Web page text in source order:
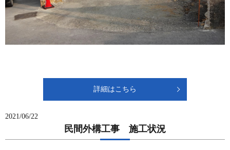
詳細はこちら
2021/06/22
民間外構工事 施工状況